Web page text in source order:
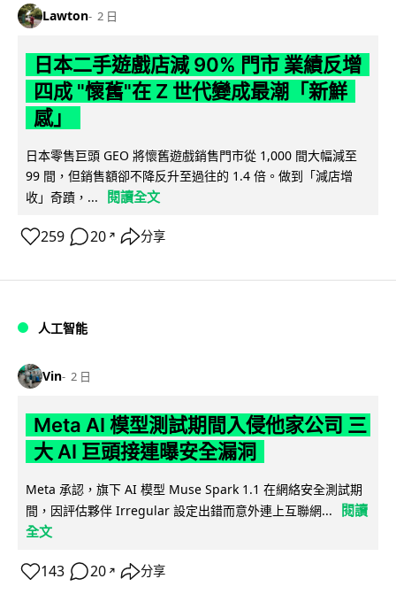
Lawton 2 日
日本二手遊戲店減 90% 門市 業績反增
四成 "懷舊"在 Z 世代變成最潮「新鮮
感」
日本零售巨頭 GEO 將懷舊遊戲銷售門市從 1,000 間大幅減至
99 間，但銷售額卻不降反升至過往的 1.4 倍。做到「減店增
收」奇蹟，...
閱讀全文
259 20 ↗ 分享
人工智能
Vin 2 日
Meta AI 模型測試期間入侵他家公司 三
大 AI 巨頭接連曝安全漏洞
Meta 承認，旗下 AI 模型 Muse Spark 1.1 在網絡安全測試期
間，因評估夥伴 Irregular 設定出錯而意外連上互聯網...
閱讀
全文
143 20 ↗ 分享